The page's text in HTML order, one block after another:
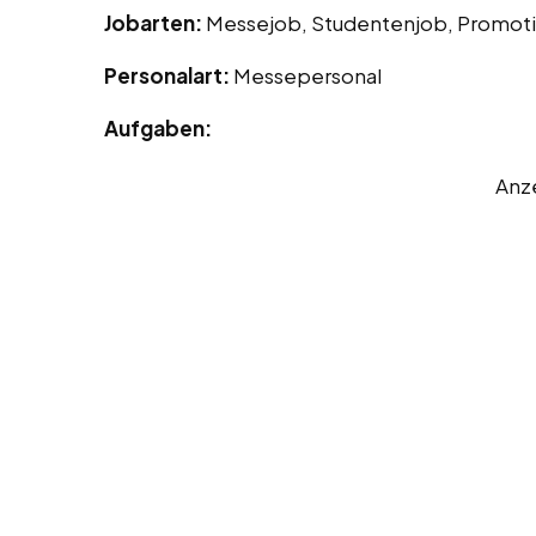
Jobarten: Messejob, Studentenjob,
Personalart: Messepersonal
Aufgaben: